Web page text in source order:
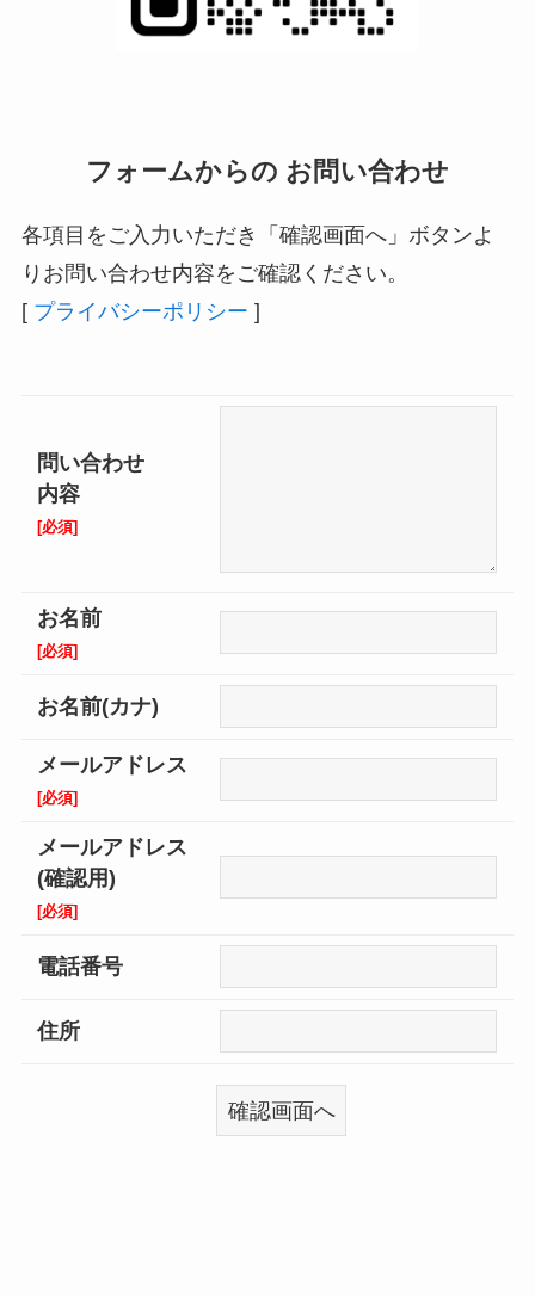
フォームからの お問い合わせ
各項目をご入力いただき「確認画面へ」ボタンよ
りお問い合わせ内容をご確認ください。
[ プライバシーポリシー ]
問い合わせ
内容
[必須]
お名前
[必須]
お名前(カナ)
メールアドレス
[必須]
メールアドレス
(確認用)
[必須]
電話番号
住所